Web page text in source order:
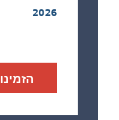
2026
הזמינו